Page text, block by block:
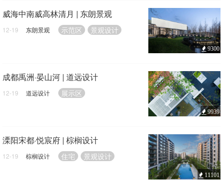
威海中南威高林清月 | 东朗景观
12-19 东朗景观 示范区 景观设计
9300
成都禹洲·晏山河 | 道远设计
12-19 道远设计 展示区
9939
溧阳宋都·悦宸府 | 棕榈设计
12-19 棕榈设计 住宅 景观设计
11101